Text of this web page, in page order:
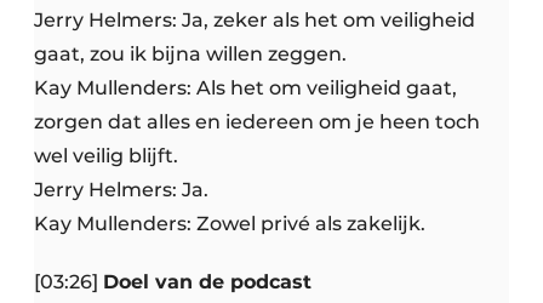
Jerry Helmers: Ja, zeker als het om veiligheid
gaat, zou ik bijna willen zeggen.
Kay Mullenders: Als het om veiligheid gaat,
zorgen dat alles en iedereen om je heen toch
wel veilig blijft.
Jerry Helmers: Ja.
Kay Mullenders: Zowel privé als zakelijk.
[03:26] Doel van de podcast